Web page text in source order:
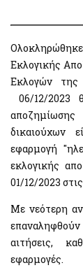
Other Public
National
Public
users'
Private Sector
specialized
Hellenic
Registry of
Summary of
Digital
Electronic
Real estate
Electronic
APAA
APPA Zone
Real Estate
Real estate
Authorities
Protection of
AADE Services
Taxation of
Properties E9 /
Allowances /
Εκλογικής
Εκλογών
06/12/2023
δικαιούχων
εφαρμογή
εκλογικής
01/12/2023
Με νεότερη
επαναληφθούν
αιτήσεις,
εφαρμογές.